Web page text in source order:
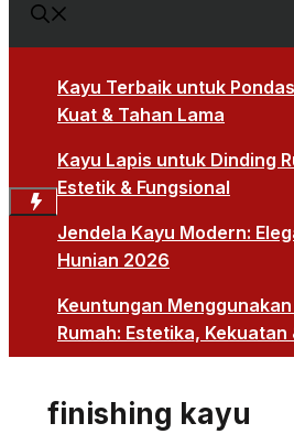
Kayu Terbaik untuk
Kuat & Tahan Lama
Kayu Lapis untuk Dinding
Estetik & Fungsional
Jendela Kayu Modern:
Hunian 2026
Keuntungan
Rumah: Estetika, Kekuatan
finishing kayu